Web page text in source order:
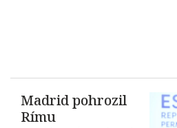
Madrid pohrozil
Rímu